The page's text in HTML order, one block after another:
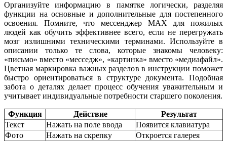
Организуйте информацию в памятке логически, разделяя
функции на основные и дополнительные для постепенного
освоения. Помните, что мессенджер MAX для пожилых
людей как обучить эффективнее всего, если не перегружать
мозг излишними техническими терминами. Используйте в
описании только те слова, которые знакомы человеку:
«письмо» вместо «месседж», «картинка» вместо «медиафайл».
Цветная маркировка важных разделов в инструкции поможет
быстро ориентироваться в структуре документа. Подобная
забота о деталях делает процесс обучения уважительным и
учитывает индивидуальные потребности старшего поколения.
Функция Действие
Результат
Текст
Нажать на поле ввода
Появится клавиатура
Фото
Нажать на скрепку
Откроется галерея